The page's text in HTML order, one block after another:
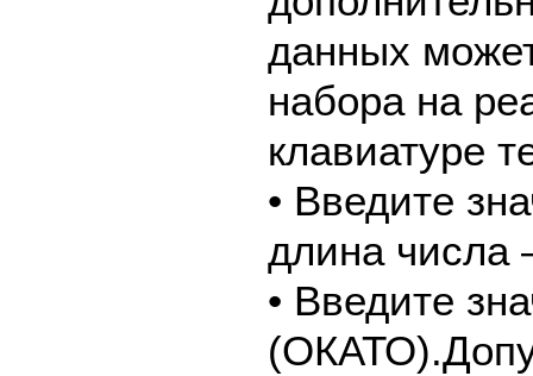
данных
набора на
клавиатуре
• Введите
длина числа
• Введите